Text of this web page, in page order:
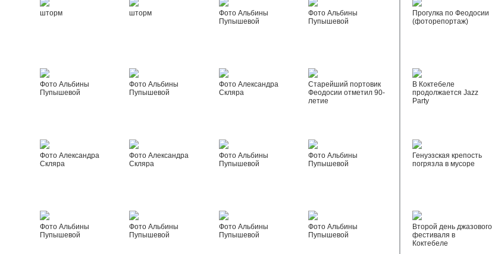
шторм шторм
Фото Альбины
Пупышевой
Фото Альбины
Пупышевой
Фото Альбины
Пупышевой
Фото Альбины
Пупышевой
Фото Александра
Скляра
Старейший портовик
Феодосии отметил 90-
летие
Фото Александра
Скляра
Фото Александра
Скляра
Фото Альбины
Пупышевой
Фото Альбины
Пупышевой
Фото Альбины
Пупышевой
Фото Альбины
Пупышевой
Фото Альбины
Пупышевой
Фото Альбины
Пупышевой
Прогулка по Феодосии
(фоторепортаж)
В Коктебеле
продолжается Jazz
Party
Генуэзская крепость
погрязла в мусоре
Второй день джазового
фестиваля в
Коктебеле